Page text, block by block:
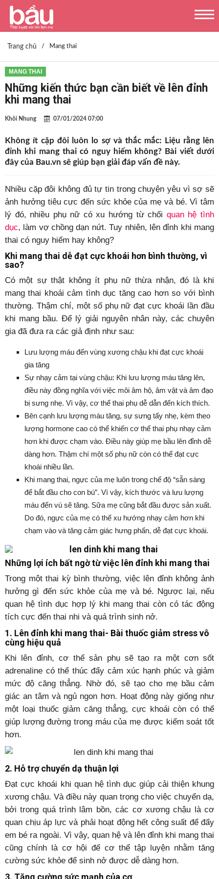
Trang chủ / Mang thai
MANG THAI
Những kiến thức bạn cần biết về lên đỉnh
khi mang thai
Khôi Nhung 07/01/2024 07:00
Không ít cặp đôi luôn lo sợ và thắc mắc: Liệu rằng lên
đỉnh khi mang thai có nguy hiểm không? Bài viết dưới
đây của Bau.vn sẽ giúp bạn giải đáp vấn đề này.
Nhiều cặp đôi không đủ tự tin trong chuyện yêu vì sợ sẽ
ảnh hưởng tiêu cực đến sức khỏe của mẹ và bé. Vì tâm
lý đó, nhiều phụ nữ có xu hướng từ chối quan hệ tình
dục, làm vợ chồng dạn nứt. Tuy nhiên, lên đỉnh khi mang
thai có nguy hiểm hay không?
Khi mang thai dễ đạt cực khoái hơn bình thường, vì
sao?
Có một sự thật không ít phụ nữ thừa nhận, đó là khi
mang thai khoái cảm tình dục tăng cao hơn so với bình
thường. Thậm chí, một số phụ nữ đạt cực khoái lần đầu
khi mang bầu. Để lý giải nguyên nhân này, các chuyên
gia đã đưa ra các giả định như sau:
Lưu lượng máu đến vùng xương chậu khi đạt cực khoái
gia tăng
Sự nhạy cảm tại vùng chậu: Khi lưu lượng máu tăng lên,
điều này đồng nghĩa với việc môi âm hộ, âm vật và âm đạo
bị sưng nhẹ. Vì vậy, cơ thể thai phụ dễ dẫn đến kích thích.
Bên cạnh lưu lượng máu tăng, sự sưng tấy nhẹ, kèm theo
lượng hormone cao có thể khiến cơ thể thai phụ nhạy cảm
hơn khi được chạm vào. Điều này giúp mẹ bầu lên đỉnh dễ
dàng hơn. Thậm chí một số phụ nữ còn có thể đạt cực
khoái nhiều lần.
Khi mang thai, ngực của mẹ luôn trong chế độ “sẵn sàng
để bắt đầu cho con bú”. Vì vậy, kích thước và lưu lượng
máu đến vú sẽ tăng. Sữa mẹ cũng bắt đầu được sản xuất.
Do đó, ngực của mẹ có thể xu hướng nhạy cảm hơn khi
chạm vào và tăng cảm giác hưng phấn, dễ đạt cực khoái.
Những lợi ích bất ngờ từ việc lên đỉnh khi mang thai
Trong một thai kỳ bình thường, việc lên đỉnh không ảnh
hưởng gì đến sức khỏe của mẹ và bé. Ngược lại, nếu
quan hệ tình dục hợp lý khi mang thai còn có tác động
tích cực đến thai nhi và quá trình sinh nở.
1. Lên đỉnh khi mang thai- Bài thuốc giảm stress vô
cùng hiệu quả
Khi lên đỉnh, cơ thể sản phụ sẽ tạo ra một cơn sốt
adrenaline có thể thúc đẩy cảm xúc hạnh phúc và giảm
mức độ căng thẳng. Nhờ đó, sẽ tạo cho mẹ bầu cảm
giác an tâm và ngủ ngon hơn. Hoạt động này giống như
một loại thuốc giảm căng thẳng, cực khoái còn có thể
giúp lượng đường trong máu của mẹ được kiểm soát tốt
hơn.
2. Hỗ trợ chuyển dạ thuận lợi
Đạt cực khoái khi quan hệ tình dục giúp cải thiện khung
xương chậu. Và điều này quan trọng cho việc chuyển dạ,
bởi trong quá trình lâm bồn, các cơ xương chậu là cơ
quan chịu áp lực và phải hoạt động hết công suất để đẩy
em bé ra ngoài. Vì vậy, quan hệ và lên đỉnh khi mang thai
cũng chính là cơ hội để cơ thể tập luyện nhằm tăng
cường sức khỏe để sinh nở được dễ dàng hơn.
3. Tăng cường sức mạnh của cơ